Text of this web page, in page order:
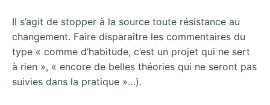
Il s’agit de stopper à la source toute résistance au
changement. Faire disparaître les commentaires du
type « comme d’habitude, c’est un projet qui ne sert
à rien », « encore de belles théories qui ne seront pas
suivies dans la pratique »…).